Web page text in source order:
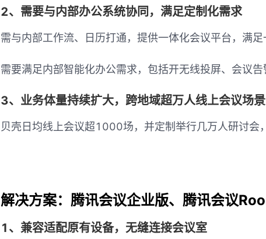
2、需要与内部办公系统协同，满足定制化需求
需与内部工作流、日历打通，提供一体化会议平台，满足
需要满足内部智能化办公需求，包括开无线投屏、会议告
3、业务体量持续扩大，跨地域超万人线上会议场
贝壳日均线上会议超1000场，并定制举行几万人研讨会
解决方案：腾讯会议企业版、腾讯会议
1、兼容适配原有设备，无缝连接会议室